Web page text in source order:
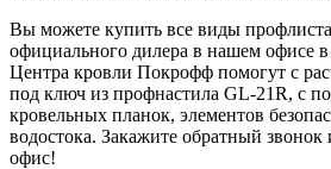
Вы можете купить все виды
официального дилера в нашем офисе
Центра кровли Покрофф помогут с
под ключ из профнастила GL-21R, с
кровельных планок, элементов
водостока. Закажите обратный
офис!